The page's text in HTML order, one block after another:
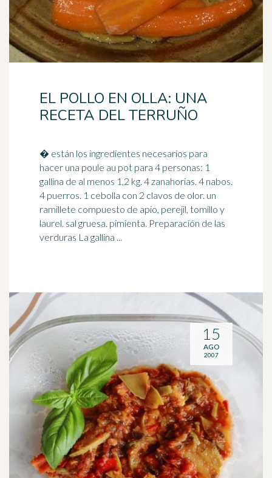
EL POLLO EN OLLA: UNA
RECETA DEL TERRUÑO
� están los ingredientes necesarios para
hacer una poule au pot para 4 personas: 1
gallina de al menos 1,2 kg. 4 zanahorias. 4 nabos.
4 puerros. 1 cebolla con 2 clavos de olor. un
ramillete compuesto de apio, perejil, tomillo y
laurel. sal gruesa. pimienta. Preparación de las
verduras La gallina ...
15
AGO
2007